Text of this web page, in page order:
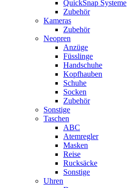
QuickSnap Systeme
Zubehör
Kameras
Zubehör
Neopren
Anzüge
Füsslinge
Handschuhe
Kopfhauben
Schuhe
Socken
Zubehör
Sonstige
Taschen
ABC
Atemregler
Masken
Reise
Rucksäcke
Sonstige
Uhren